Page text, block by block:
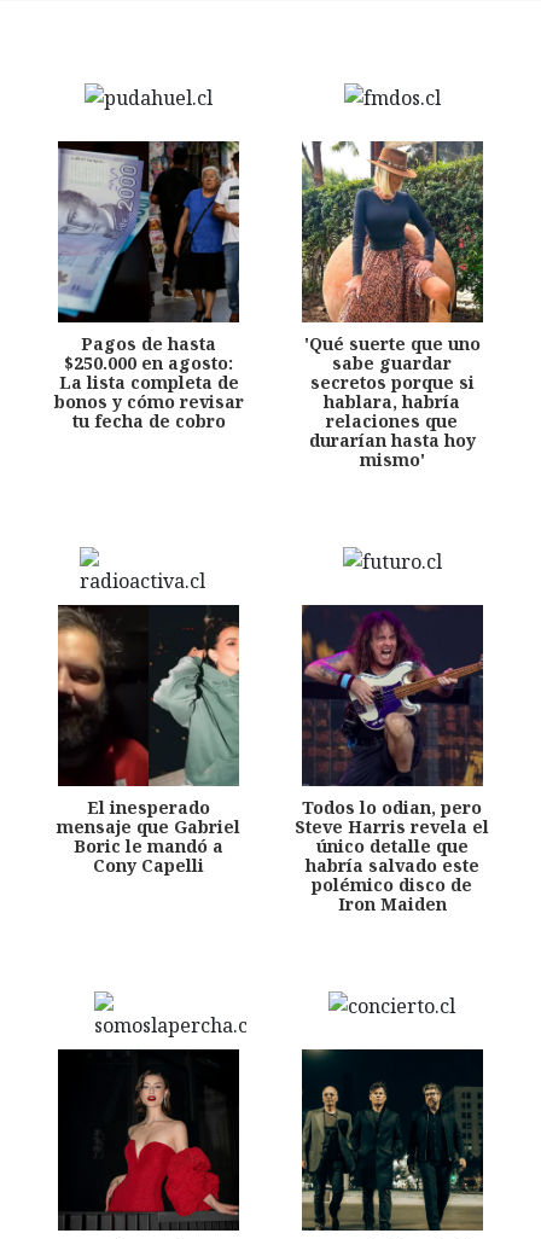
Pagos de hasta
$250.000 en agosto:
La lista completa de
bonos y cómo revisar
tu fecha de cobro
'Qué suerte que uno
sabe guardar
secretos porque si
hablara, habría
relaciones que
durarían hasta hoy
mismo'
El inesperado
mensaje que Gabriel
Boric le mandó a
Cony Capelli
Todos lo odian, pero
Steve Harris revela el
único detalle que
habría salvado este
polémico disco de
Iron Maiden